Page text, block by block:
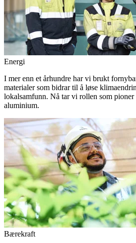
Energi
I mer enn et århundre har vi brukt
materialer som bidrar til å løse
lokalsamfunn. Nå tar vi rollen som
aluminium.
Bærekraft